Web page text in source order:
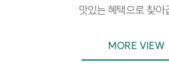
맛있는 혜택으로 찾아
MORE VIEW